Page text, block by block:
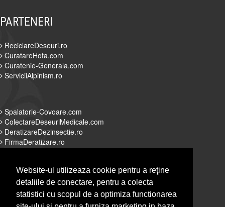
Website-ul utilizeaza cookie pentru a reţine
detaliile de conectare, pentru a colecta
statistici cu scopul de a optimiza functionarea
PARTENERI
ReciclareDeseuri.ro
CuratareHota.com
Curatenie-Generala.com
ServiciiAlpinism.ro
Spalatorie-Covoare.com
ColectareDeseuriMedicale.com
DeratizareDezinsectie.ro
FirmaDeratizare.ro
Alpinist-Utilitar.com
Servicii-DDD.com